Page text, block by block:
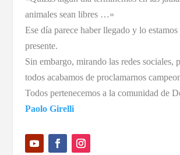
animales sean libres …»
Ese día parece haber llegado y lo
presente.
Sin embargo, mirando las redes sociales,
todos acabamos de proclamarnos
Todos pertenecemos a la comunidad de
Paolo Girelli